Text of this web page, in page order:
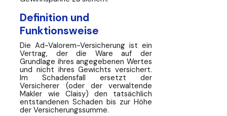
Definition und
Funktionsweise
Die Ad-Valorem-Versicherung ist ein
Vertrag, der die Ware auf der
Grundlage ihres angegebenen Wertes
und nicht ihres Gewichts versichert.
Im Schadensfall ersetzt der
Versicherer (oder der verwaltende
Makler wie Claisy) den tatsächlich
entstandenen Schaden bis zur Höhe
der Versicherungssumme.